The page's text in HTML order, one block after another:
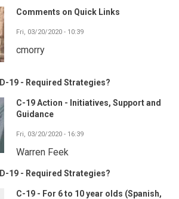
Comments on Quick Links
Fri, 03/20/2020 - 10:39
cmorry
19 - Required Strategies?
C-19 Action - Initiatives, Support and
Guidance
Fri, 03/20/2020 - 16:39
Warren Feek
19 - Required Strategies?
C-19 - For 6 to 10 year olds (Spanish,